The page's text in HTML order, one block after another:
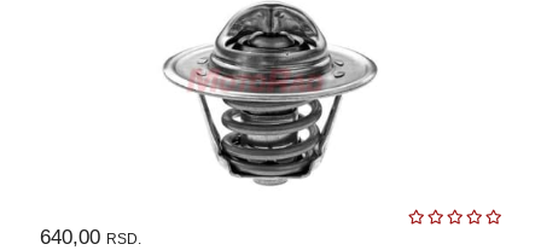
640,00 RSD.